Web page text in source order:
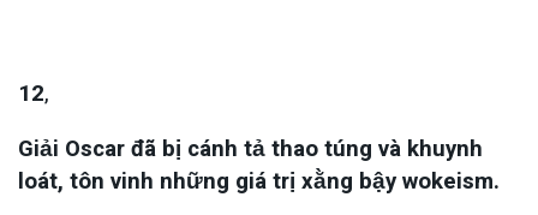
12,
Giải Oscar đã bị cánh tả thao túng và khuynh
loát, tôn vinh những giá trị xằng bậy wokeism.